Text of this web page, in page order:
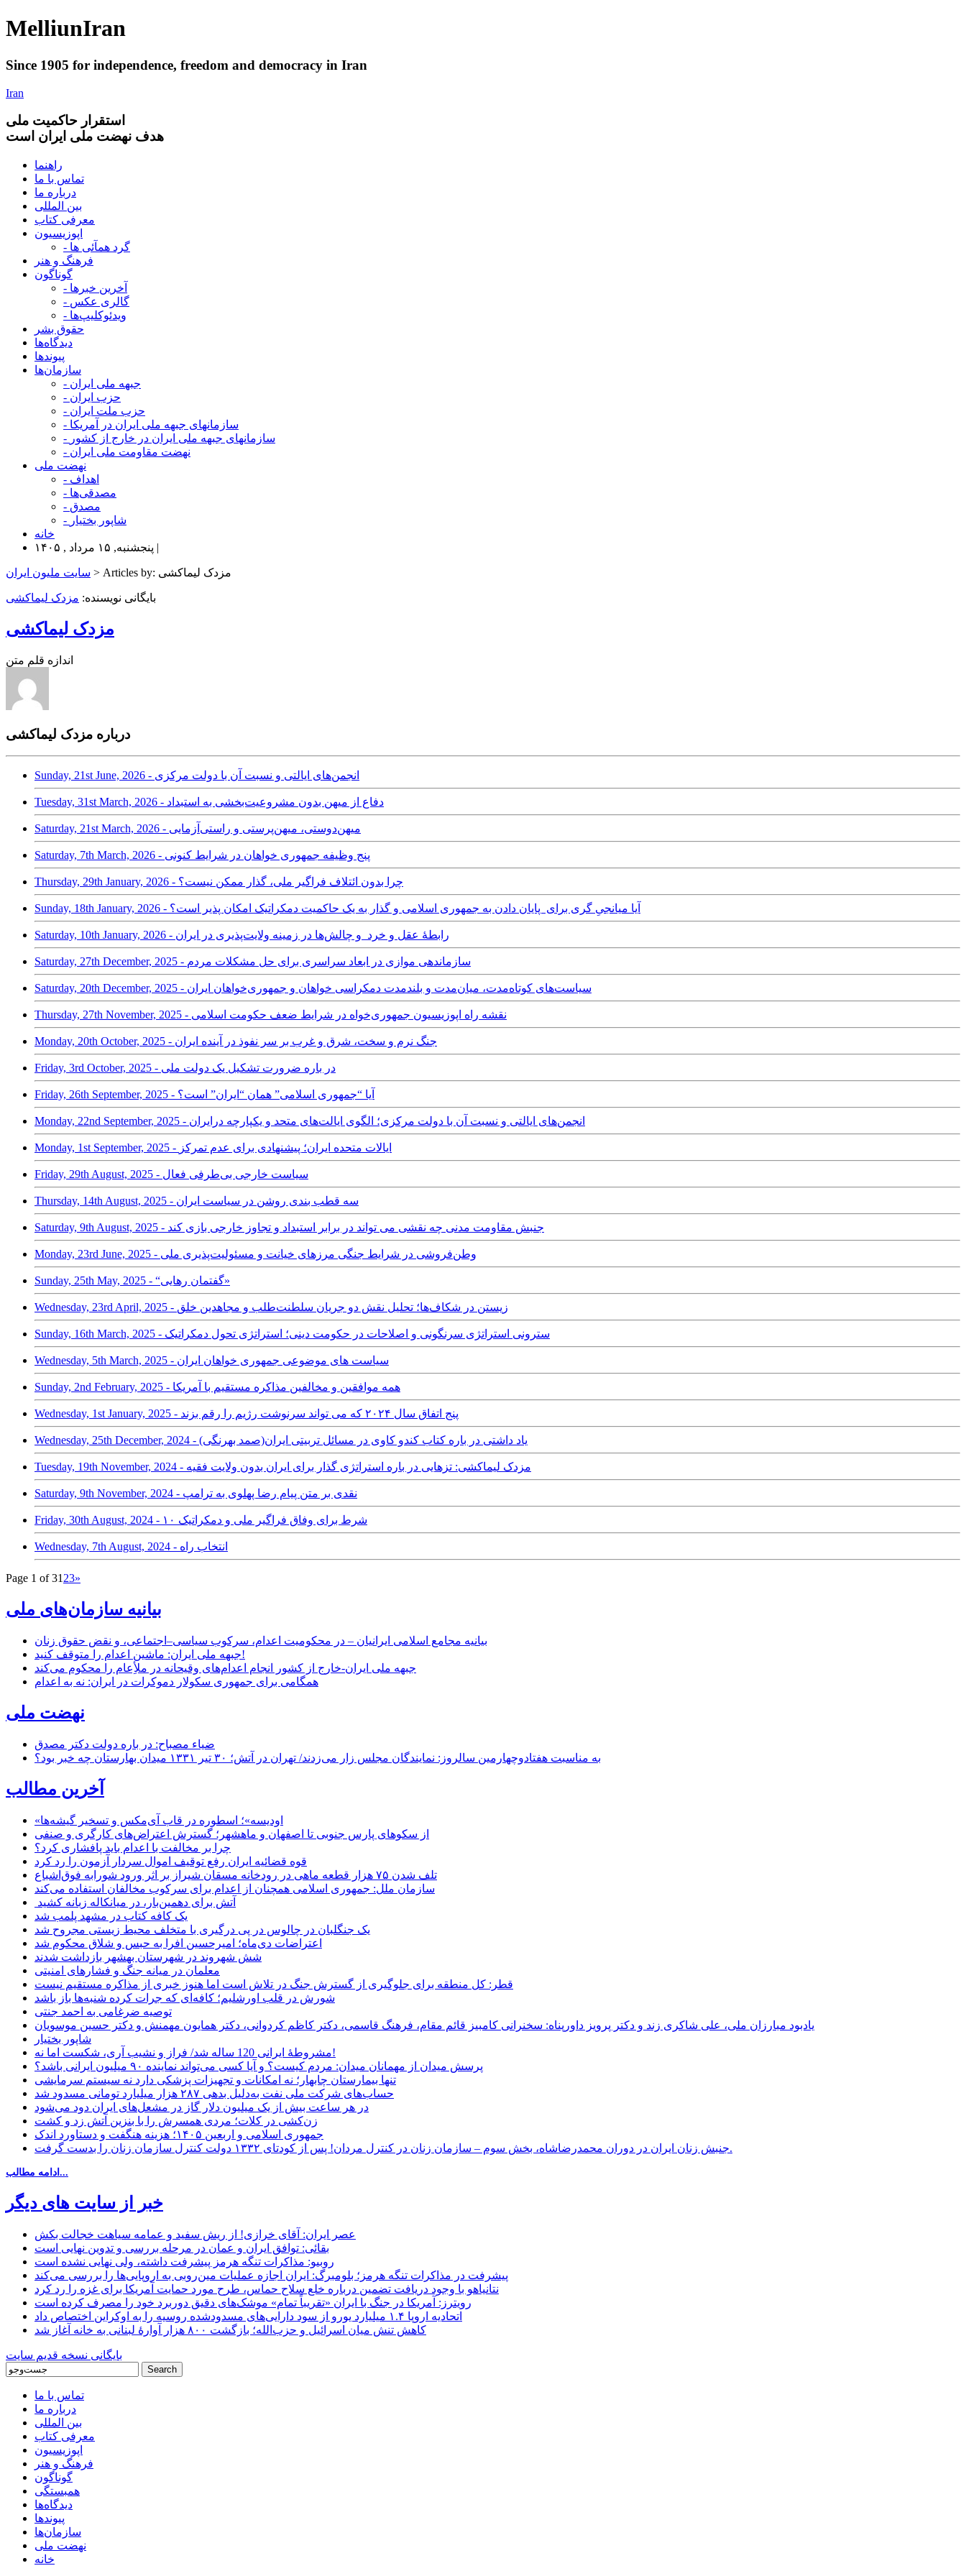
MelliunIran
Since 1905 for independence, freedom and democracy in Iran
Iran
استقرار حاکميت ملی
هدف نهضت ملی ایران است
راهنما
تماس با ما
درباره ما
بین المللی
معرفی کتاب
اپوزیسیون
- گرد همآئی ها
فرهنگ و هنر
گوناگون
- آخرین خبرها
- گالری عکس
- ویدئوکلیپ‌ها
حقوق بشر
دیدگاه‌ها
پیوندها
سازمان‌ها
- جبهه ملی ایران
- حزب ایران
- حزب ملت ایران
- سازمانهای جبهه ملی ایران در آمریکا
- سازمانهای جبهه ملی ایران در خارج از کشور
- نهضت مقاومت ملی ایران
نهضت ملی
- اهداف
- مصدقی‌ها
- مصدق
- شاپور بختیار
خانه
پنجشنبه, ۱۵ مرداد , ۱۴۰۵ |
سایت ملیون ایران > Articles by: مزدک ليماکشی
بایگانی نویسنده: مزدک ليماکشی
مزدک ليماکشی
اندازه قلم متن
درباره مزدک ليماکشی
Sunday, 21st June, 2026 - انجمن‌های ایالتی و نسبت آن با دولت مرکزی
Tuesday, 31st March, 2026 - دفاع از میهن بدون مشروعیت‌بخشی به استبداد
Saturday, 21st March, 2026 - میهن‌دوستی، میهن‌پرستی و راستی‌آزمایی
Saturday, 7th March, 2026 - پنج وظیفه جمهوری خواهان در شرایط کنونی
Thursday, 29th January, 2026 - چرا بدون ائتلاف فراگیر ملی، گذار ممکن نیست؟
Sunday, 18th January, 2026 - آیا میانجیِ گری برای پایان دادن به جمهوری اسلامی و گذار به یک حاکمیت دمکراتیک امکان پذیر است؟
Saturday, 10th January, 2026 - رابطهٔ عقل و خرد و ‌چالش‌ها در زمینه ولایت‌پذیری در ایران
Saturday, 27th December, 2025 - سازماندهی موازی در ابعاد سراسری برای حل مشکلات مردم
Saturday, 20th December, 2025 - سیاست‌های کوتاه‌مدت، میان‌مدت و بلندمدت دمکراسی خواهان و جمهوری‌خواهان ایران
Thursday, 27th November, 2025 - نقشه راه اپوزیسیون جمهوری‌خواه در شرایط ضعف حکومت اسلامی
Monday, 20th October, 2025 - جنگ نرم و سخت، شرق و غرب بر سر نفوذ در آینده ایران
Friday, 3rd October, 2025 - در باره ضرورت تشکیل یک دولت ملی
Friday, 26th September, 2025 - آیا “جمهوری اسلامی” همان “ایران” است؟
Monday, 22nd September, 2025 - انجمن‌های ایالتی و نسبت آن با دولت مرکزی؛ الگوی ایالت‌های متحد و یکپارچه درایران
Monday, 1st September, 2025 - ایالات متحده ایران؛ پیشنهادی برای عدم تمرکز
Friday, 29th August, 2025 - سیاست خارجی بی‌طرفی فعال
Thursday, 14th August, 2025 - سه قطب بندی روشن در سیاست ایران
Saturday, 9th August, 2025 - جنبش مقاومت مدنی چه نقشی می تواند در برابر استبداد و تجاوز خارجی بازی کند
Monday, 23rd June, 2025 - وطن‌فروشی در شرایط جنگی مرزهای خیانت و مسئولیت‌پذیری ملی
Sunday, 25th May, 2025 - “گفتمان رهایی»
Wednesday, 23rd April, 2025 - زیستن در شکاف‌ها؛ تحلیل نقش دو جریان سلطنت‌طلب و مجاهدین خلق
Sunday, 16th March, 2025 - سترونی استراتژی سرنگونی و اصلاحات در حکومت دینی؛ استراتژی تحول دمکراتیک
Wednesday, 5th March, 2025 - سیاست های موضوعی جمهوری خواهان ایران
Sunday, 2nd February, 2025 - همه موافقین و مخالفین مذاکره مستقیم با آمریکا
Wednesday, 1st January, 2025 - پنج اتفاق سال ۲۰۲۴ که می تواند سرنوشت رژیم را رقم بزند
Wednesday, 25th December, 2024 - یاد داشتی در باره کتاب کندو کاوی در مسائل تربیتی ایران(صمد بهرنگی)
Tuesday, 19th November, 2024 - مزدک لیماکشی: تزهایی در باره استراتژی گذار برای ایران بدون ولایت فقیه
Saturday, 9th November, 2024 - نقدی بر متن پیام رضا پهلوی به ترامپ
Friday, 30th August, 2024 - ۱۰ شرط برای وفاق فراگیر ملی و دمکراتیک
Wednesday, 7th August, 2024 - انتخاب راه
Page 1 of 31 23»
بیانیه سازمان‌های ملی
بیانیه مجامع اسلامی ایرانیان – در محکومیت اعدام، سرکوب سیاسی–اجتماعی، و نقض حقوق زنان
جبهه ملی ایران: ماشین اعدام را متوقف کنید!
جبهه ملی ایران-خارج از کشور انجام اعدام‌های وقیحانه در ملأِعام را محکوم می‌کند
همگامی برای جمهوری سکولار دموکرات در ایران: نه به اعدام
نهضت ملی
ضیاء مصباح: در باره دولت دکتر مصدق
به مناسبت هفتادوچهارمین سالروز: نمایندگان مجلس زار می‌زدند/ تهران در آتش؛ ۳۰ تیر ۱۳۳۱ میدان بهارستان چه خبر بود؟
آخرین مطالب
«اودیسه»؛ اسطوره در قاب آی‌مکس و تسخیر گیشه‌ها
از سکوهای پارس جنوبی تا اصفهان و ماهشهر؛ گسترش اعتراض‌های کارگری و صنفی
چرا بر مخالفت با اعدام باید پافشاری کرد؟
قوه قضائیه ایران رفع توقیف اموال سردار آزمون را رد کرد
تلف شدن ۷۵ هزار قطعه ماهی در رودخانه مسقان شیراز بر اثر ورود شورابه فوق‌اشباع
سازمان ملل: جمهوری اسلامی همچنان از اعدام برای سرکوب مخالفان استفاده می‌کند
آتش برای دهمین‌بار، در میانکاله زبانه کشید
یک کافه کتاب در مشهد پلمب شد
یک جنگلبان در چالوس در پی درگیری با متخلف محیط زیستی مجروح شد
اعتراضات دی‌ماه؛ امیرحسین افرا به حبس و شلاق محکوم شد
شش شهروند در شهرستان بهشهر بازداشت شدند
معلمان در میانه جنگ و فشارهای امنیتی
قطر: کل منطقه برای جلوگیری از گسترش جنگ در تلاش است اما هنوز خبری از مذاکره مستقیم نیست
شورش در قلب اورشلیم؛ کافه‌ای که جرات کرده شنبه‌ها باز باشد
توصیه ضرغامی به احمد جنتی
یادبود مبارزان ملی، علی شاکری زند و دکتر پرویز داورپناه: سخنرانی کامبیز قائم مقام، فرهنگ قاسمی، دکتر کاظم کردوانی، دکتر همایون مهمنش و دکتر حسین موسویان
شاپور بختیار
مشروطۀ ایرانی 120 ساله شد/ فراز و نشیب آری، شکست اما نه!
پرسش میدان از مهمانان میدان: مردم کیست؟ و آیا کسی می‌تواند نماینده ۹۰ میلیون ایرانی باشد؟
تنها بیمارستان چابهار؛ نه امکانات و تجهیزات پزشکی دارد نه سیستم سرمایشی
حساب‌های شرکت ملی نفت به‌دلیل بدهی ۲۸۷ هزار میلیارد تومانی مسدود شد
در هر ساعت بیش از یک میلیون دلار گاز در مشعل‌های ایران دود می‌شود
زن‌کشی در کلات؛ مردی همسرش را با بنزین آتش زد و کشت
جمهوری اسلامی و اربعین ۱۴۰۵؛ هزینه هنگفت و دستاورد اندک
جنبش زنان ایران در دوران محمدرضاشاه، بخش سوم – سازمان زنان در کنترل مردان! پس از کودتای ۱۳۳۲ دولت کنترل سازمان زنان را بدست گرفت.
ادامه مطالب...
خبر از سایت های دیگر
عصر ایران: آقای خرازی! از ریش سفید و عمامه سیاهت خجالت بکش
بقائی: توافق ایران و عمان در مرحله بررسی و تدوین نهایی است
روبیو: مذاکرات تنگه هرمز پیشرفت داشته، ولی نهایی نشده است
پیشرفت در مذاکرات تنگه هرمز؛ بلومبرگ: ایران اجازه عملیات مین‌روبی به اروپایی‌ها را بررسی می‌کند
نتانیاهو با وجود دریافت تضمین درباره خلع سلاح حماس، طرح مورد حمایت آمریکا برای غزه را رد کرد
رویترز: آمریکا در جنگ با ایران «تقریباً تمام» موشک‌های دقیق دوربرد خود را مصرف کرده است
اتحادیه اروپا ۱.۴ میلیارد یورو از سود دارایی‌های مسدودشده روسیه را به اوکراین ‏اختصاص داد
کاهش تنش میان اسرائیل و حزب‌الله؛ بازگشت ۸۰۰ هزار آوارۀ لبنانی به خانه‌ آغاز شد
بایگانی نسخه قدیم سایت
تماس با ما
درباره ما
بین المللی
معرفی کتاب
اپوزیسیون
فرهنگ و هنر
گوناگون
همبستگی
دیدگاه‌ها
پیوندها
سازمان‌ها
نهضت ملی
خانه